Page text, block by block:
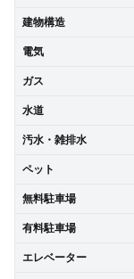
建物構造
電気
ガス
水道
汚水・雑排水
ペット
無料駐車場
有料駐車場
エレベーター